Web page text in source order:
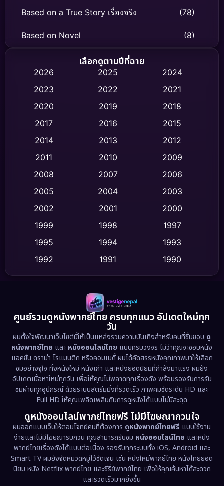
Based on a True Story เรื่องจริง (78)
Based on Novel (8)
Biography ชีวิตจริง
Classic หนังคลาสสิก (47)
Comedy ตลก (436)
Crime อาชญากรรม (513)
Cult Film
Dance เต้น (10)
Detective สืบสวน (59)
Disaster (13)
Disney+ (5)
Documentary สารคดี (93)
Drama ดราม่า (1,460)
Dystopian (17)
Emotional (61)
Epic มหากาพย์ (218)
Erotic (36)
เลือกดูตามปีที่ฉาย
2026 2025
2024
2023
2022
2021
2020
2019
2018
2017
2016
2015
2014
2013
2012
2011
2010
2009
2008
2007
2006
2005
2004
2003
2002
2001
2000
1999
1998
1997
1995
1994
1993
1992
1991
1990
1989
1988
1986
1983
1978
1974
1962
ศูนย์รวมดูหนังพากย์ไทย ครบทุกแนว อัปเดตใหม่ทุก
วัน
ผมตั้งใจพัฒนาเว็บไซต์นี้ให้เป็นแหล่งรวมความบันเทิงสำหรับคนที่ชื่นชอบ ดู
หนังพากย์ไทย และ หนังออนไลน์ไทย แบบครบวงจร ไม่ว่าคุณจะชอบหนัง
แอคชั่น ดราม่า โรแมนติก หรือคอมเมดี้ ผมได้คัดสรรหนังคุณภาพมาให้เลือก
ชมอย่างจุใจ ทั้งหนังใหม่ หนังเก่า และหนังยอดนิยมที่กำลังมาแรง ผมยัง
อัปเดตเนื้อหาใหม่ทุกวัน เพื่อให้คุณไม่พลาดทุกเรื่องดัง พร้อมรองรับการรับ
ชมผ่านทุกอุปกรณ์ ด้วยระบบสตรีมมิ่งที่รวดเร็ว ภาพคมชัดระดับ HD และ
Full HD ให้คุณเพลิดเพลินกับการดูหนังได้แบบไม่มีสะดุด
ดูหนังออนไลน์พากย์ไทยฟรี ไม่มีโฆษณากวนใจ
ผมออกแบบเว็บให้ตอบโจทย์คนที่ต้องการ ดูหนังพากย์ไทยฟรี แบบใช้งาน
ง่ายและไม่มีโฆษณารบกวน คุณสามารถรับชม หนังออนไลน์ไทย และหนัง
พากย์ไทยเรื่องดังได้แบบต่อเนื่อง รองรับทุกระบบทั้ง iOS, Android และ
Smart TV ผมยังจัดหมวดหมู่ไว้ชัดเจน เช่น หนังใหม่พากย์ไทย หนังไทยยอด
นิยม หนัง Netflix พากย์ไทย และซีรี่ย์พากย์ไทย เพื่อให้คุณค้นหาได้สะดวก
และรวดเร็วมากยิ่งขึ้น